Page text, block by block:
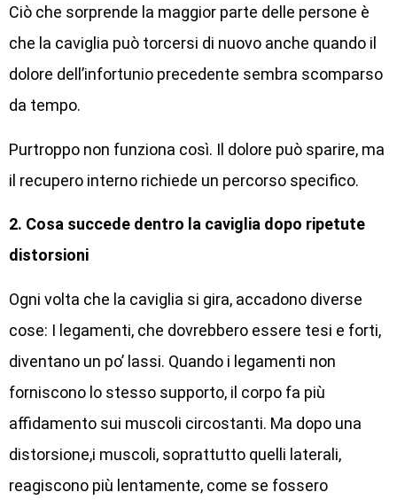
Ciò che sorprende la maggior parte delle persone è
che la caviglia può torcersi di nuovo anche quando il
dolore dell’infortunio precedente sembra scomparso
da tempo.
Purtroppo non funziona così. Il dolore può sparire, ma
il recupero interno richiede un percorso specifico.
2. Cosa succede dentro la caviglia dopo ripetute
distorsioni
Ogni volta che la caviglia si gira, accadono diverse
cose: I legamenti, che dovrebbero essere tesi e forti,
diventano un po’ lassi. Quando i legamenti non
forniscono lo stesso supporto, il corpo fa più
affidamento sui muscoli circostanti. Ma dopo una
distorsione,i muscoli, soprattutto quelli laterali,
reagiscono più lentamente, come se fossero